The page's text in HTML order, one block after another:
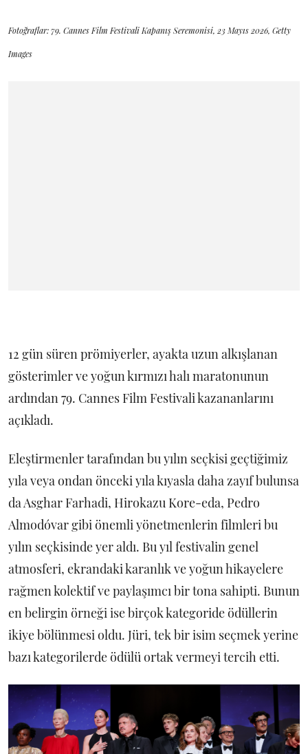
Fotoğraflar: 79. Cannes Film Festivali Kapanış Seremonisi, 23 Mayıs 2026, Getty
Images
12 gün süren prömiyerler, ayakta uzun alkışlanan
gösterimler ve yoğun kırmızı halı maratonunun
ardından 79. Cannes Film Festivali kazananlarını
açıkladı.
Eleştirmenler tarafından bu yılın seçkisi geçtiğimiz
yıla veya ondan önceki yıla kıyasla daha zayıf bulunsa
da Asghar Farhadi, Hirokazu Kore-eda, Pedro
Almodóvar gibi önemli yönetmenlerin filmleri bu
yılın seçkisinde yer aldı. Bu yıl festivalin genel
atmosferi, ekrandaki karanlık ve yoğun hikayelere
rağmen kolektif ve paylaşımcı bir tona sahipti. Bunun
en belirgin örneği ise birçok kategoride ödüllerin
ikiye bölünmesi oldu. Jüri, tek bir isim seçmek yerine
bazı kategorilerde ödülü ortak vermeyi tercih etti.